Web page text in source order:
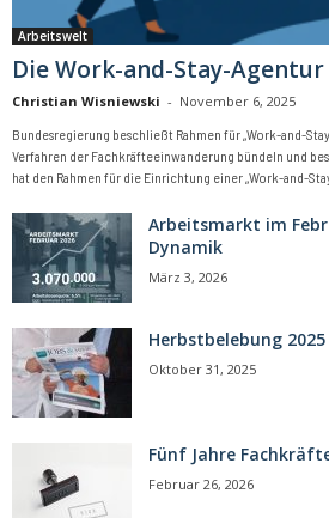
Arbeitswelt
Die Work-and-Stay-
Christian Wisniewski - November 6, 2025
Bundesregierung beschließt Rahmen für „Work-and-
Verfahren der Fachkräfteeinwanderung bündeln und
hat den Rahmen für die Einrichtung einer „Work-and-
Arbeitsmarkt im
Dynamik
März 3, 2026
Herbstbelebung
Oktober 31, 2025
Fünf Jahre
Februar 26, 2026